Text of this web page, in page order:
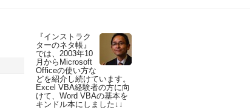
『インストラク
ターのネタ帳』
では、2003年10
月からMicrosoft
Officeの使い方な
どを紹介し続けています。
Excel VBA経験者の方に向
けて、Word VBAの基本を
キンドル本にしました↓↓